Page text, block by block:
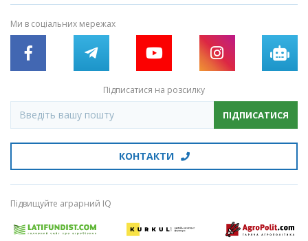
Ми в соціальних мережах
Підписатися на розсилку
ПІДПИСАТИСЯ
КОНТАКТИ
Підвищуйте аграрний IQ